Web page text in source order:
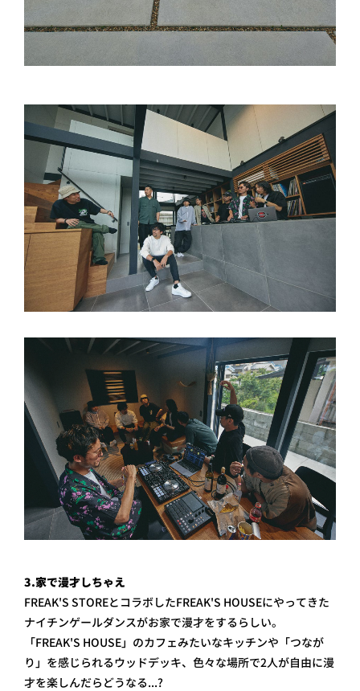
3.家で漫才しちゃえ
FREAK'S STOREとコラボしたFREAK'S HOUSEにやってきた
ナイチンゲールダンスがお家で漫才をするらしい。
「FREAK'S HOUSE」のカフェみたいなキッチンや「つなが
り」を感じられるウッドデッキ、色々な場所で2人が自由に漫
才を楽しんだらどうなる...?